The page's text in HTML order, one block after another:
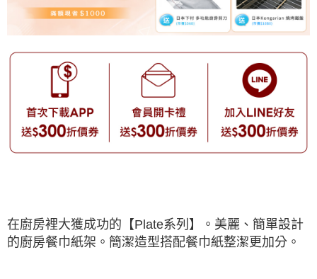
在廚房裡大獲成功的【Plate系列】。美麗、簡單設計
的廚房餐巾紙架。簡潔造型搭配餐巾紙整潔更加分。